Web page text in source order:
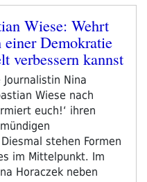
Wiese: Wehrt
Demokratie
verbessern kannst
Journalistin Nina
Wiese nach
euch!‘ ihren
stehen Formen
im Mittelpunkt. Im
Horaczek neben